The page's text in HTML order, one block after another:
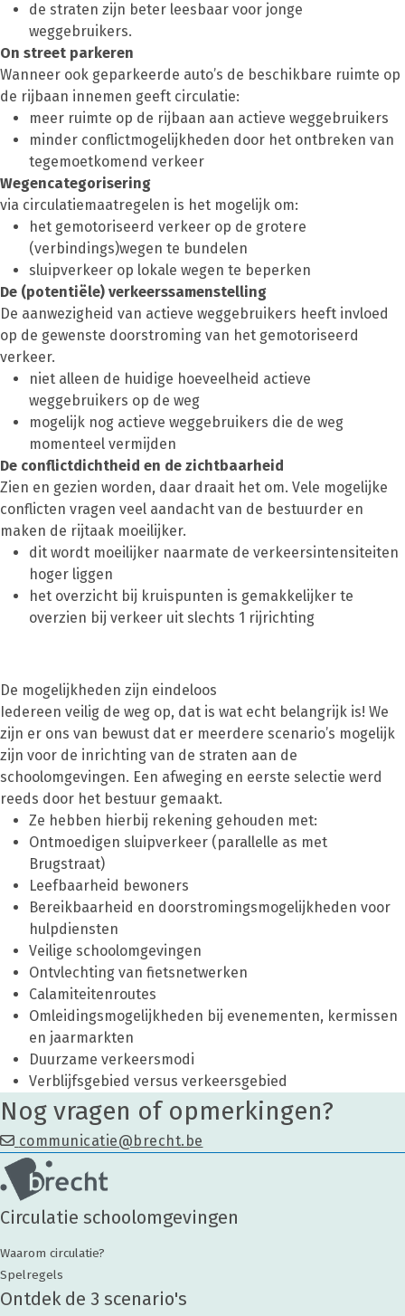
de straten zijn beter leesbaar voor jonge
weggebruikers.
On street parkeren
Wanneer ook geparkeerde auto’s de beschikbare ruimte op
de rijbaan innemen geeft circulatie:
meer ruimte op de rijbaan aan actieve weggebruikers
minder conflictmogelijkheden door het ontbreken van
tegemoetkomend verkeer
Wegencategorisering
via circulatiemaatregelen is het mogelijk om:
het gemotoriseerd verkeer op de grotere
(verbindings)wegen te bundelen
sluipverkeer op lokale wegen te beperken
De (potentiële) verkeerssamenstelling
De aanwezigheid van actieve weggebruikers heeft invloed
op de gewenste doorstroming van het gemotoriseerd
verkeer.
niet alleen de huidige hoeveelheid actieve
weggebruikers op de weg
mogelijk nog actieve weggebruikers die de weg
momenteel vermijden
De conflictdichtheid en de zichtbaarheid
Zien en gezien worden, daar draait het om. Vele mogelijke
conflicten vragen veel aandacht van de bestuurder en
maken de rijtaak moeilijker.
dit wordt moeilijker naarmate de verkeersintensiteiten
hoger liggen
het overzicht bij kruispunten is gemakkelijker te
overzien bij verkeer uit slechts 1 rijrichting
De mogelijkheden zijn eindeloos
Iedereen veilig de weg op, dat is wat echt belangrijk is! We
zijn er ons van bewust dat er meerdere scenario’s mogelijk
zijn voor de inrichting van de straten aan de
schoolomgevingen. Een afweging en eerste selectie werd
reeds door het bestuur gemaakt.
Ze hebben hierbij rekening gehouden met:
Ontmoedigen sluipverkeer (parallelle as met
Brugstraat)
Leefbaarheid bewoners
Bereikbaarheid en doorstromingsmogelijkheden voor
hulpdiensten
Veilige schoolomgevingen
Ontvlechting van fietsnetwerken
Calamiteitenroutes
Omleidingsmogelijkheden bij evenementen, kermissen
en jaarmarkten
Duurzame verkeersmodi
Verblijfsgebied versus verkeersgebied
Nog vragen of opmerkingen?
communicatie@brecht.be
Circulatie schoolomgevingen
Waarom circulatie?
Spelregels
Ontdek de 3 scenario's